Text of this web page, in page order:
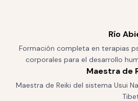
Río
Formación completa en terapias
corporales para el desarrollo
Maestra de
Maestra de Reiki del sistema Usui